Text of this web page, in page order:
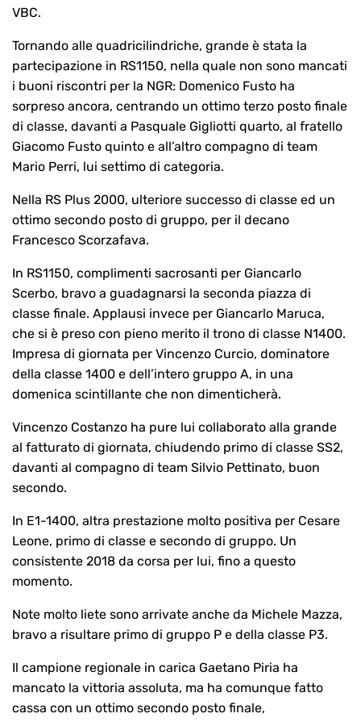
VBC.
Tornando alle quadricilindriche, grande è stata la
partecipazione in RS1150, nella quale non sono mancati
i buoni riscontri per la NGR: Domenico Fusto ha
sorpreso ancora, centrando un ottimo terzo posto finale
di classe, davanti a Pasquale Gigliotti quarto, al fratello
Giacomo Fusto quinto e all’altro compagno di team
Mario Perri, lui settimo di categoria.
Nella RS Plus 2000, ulteriore successo di classe ed un
ottimo secondo posto di gruppo, per il decano
Francesco Scorzafava.
In RS1150, complimenti sacrosanti per Giancarlo
Scerbo, bravo a guadagnarsi la seconda piazza di
classe finale. Applausi invece per Giancarlo Maruca,
che si è preso con pieno merito il trono di classe N1400.
Impresa di giornata per Vincenzo Curcio, dominatore
della classe 1400 e dell’intero gruppo A, in una
domenica scintillante che non dimenticherà.
Vincenzo Costanzo ha pure lui collaborato alla grande
al fatturato di giornata, chiudendo primo di classe SS2,
davanti al compagno di team Silvio Pettinato, buon
secondo.
In E1-1400, altra prestazione molto positiva per Cesare
Leone, primo di classe e secondo di gruppo. Un
consistente 2018 da corsa per lui, fino a questo
momento.
Note molto liete sono arrivate anche da Michele Mazza,
bravo a risultare primo di gruppo P e della classe P3.
Il campione regionale in carica Gaetano Piria ha
mancato la vittoria assoluta, ma ha comunque fatto
cassa con un ottimo secondo posto finale,